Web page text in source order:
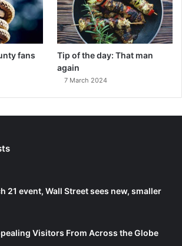
fans
Tip of the day: That man
again
7 March 2024
21 event, Wall Street sees new, smaller
Visitors From Across the Globe